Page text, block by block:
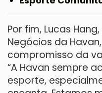
Por fim, Lucas
Negócios da
compromisso da
“A Havan sempre
esporte,